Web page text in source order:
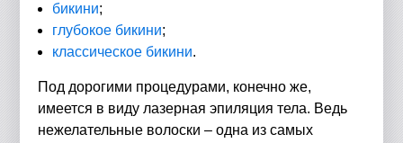
бикини;
глубокое бикини;
классическое бикини.
Под дорогими процедурами, конечно же,
имеется в виду лазерная эпиляция тела. Ведь
нежелательные волоски – одна из самых